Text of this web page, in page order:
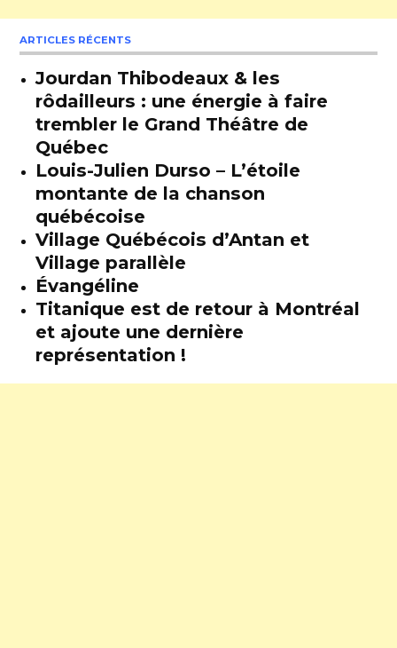
ARTICLES RÉCENTS
Jourdan Thibodeaux & les
rôdailleurs : une énergie à faire
trembler le Grand Théâtre de
Québec
Louis-Julien Durso – L’étoile
montante de la chanson
québécoise
Village Québécois d’Antan et
Village parallèle
Évangéline
Titanique est de retour à Montréal
et ajoute une dernière
représentation !